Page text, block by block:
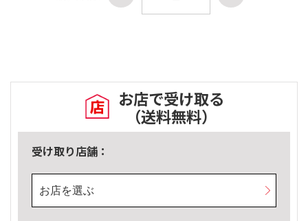
お店で受け取る
（送料無料）
受け取り店舗：
お店を選ぶ